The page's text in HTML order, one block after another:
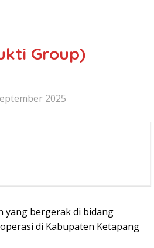
Group)
2025
yang bergerak di bidang
di Kabupaten Ketapang